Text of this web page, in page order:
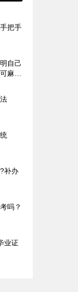
把手
自己
麻烦
补办
吗？
业证